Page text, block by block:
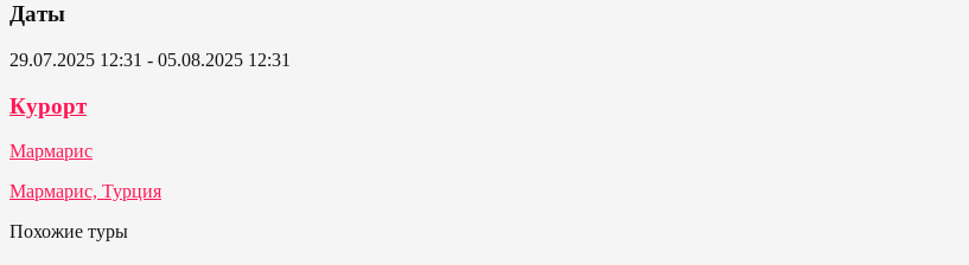
Даты
29.07.2025 12:31 - 05.08.2025 12:31
Курорт
Мармарис
Мармарис, Турция
Похожие туры